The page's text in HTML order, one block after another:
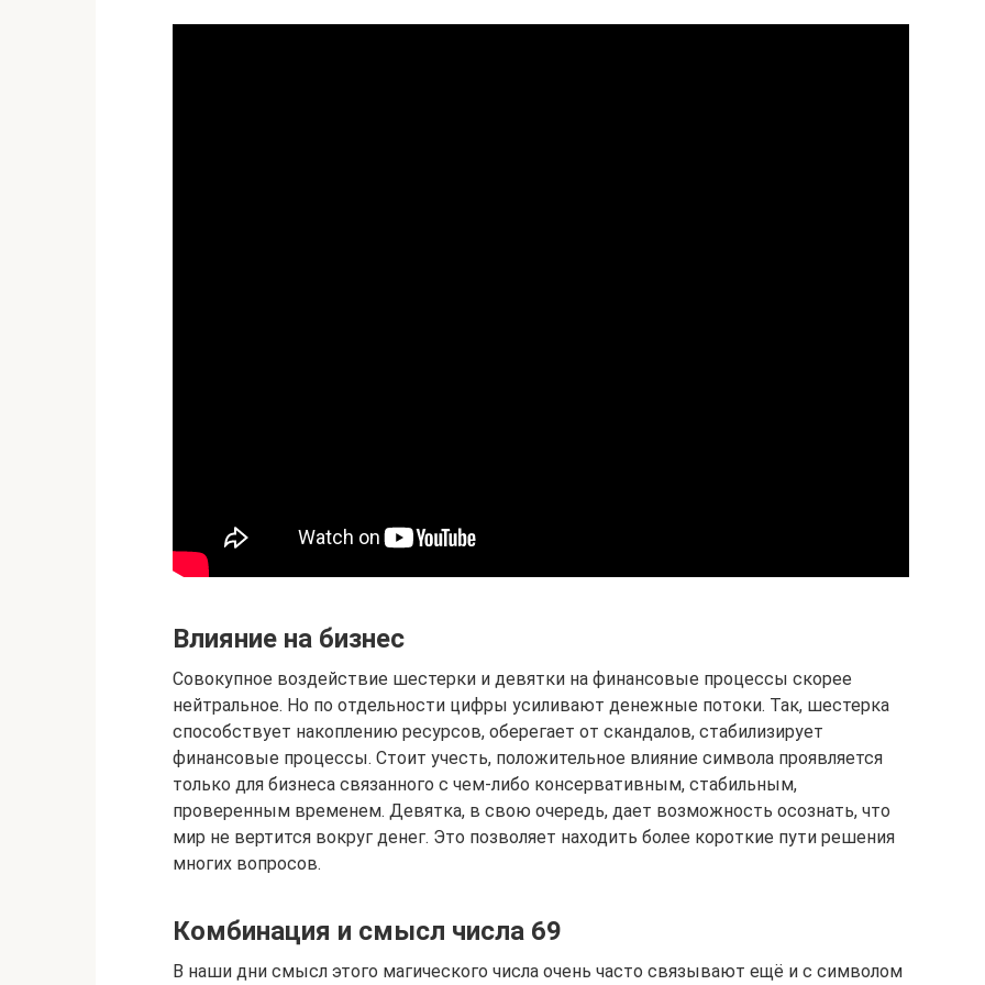
Влияние на бизнес
Совокупное воздействие шестерки и девятки на финансовые процессы скорее
нейтральное. Но по отдельности цифры усиливают денежные потоки. Так, шестерка
способствует накоплению ресурсов, оберегает от скандалов, стабилизирует
финансовые процессы. Стоит учесть, положительное влияние символа проявляется
только для бизнеса связанного с чем-либо консервативным, стабильным,
проверенным временем. Девятка, в свою очередь, дает возможность осознать, что
мир не вертится вокруг денег. Это позволяет находить более короткие пути решения
многих вопросов.
Комбинация и смысл числа 69
В наши дни смысл этого магического числа очень часто связывают ещё и с символом